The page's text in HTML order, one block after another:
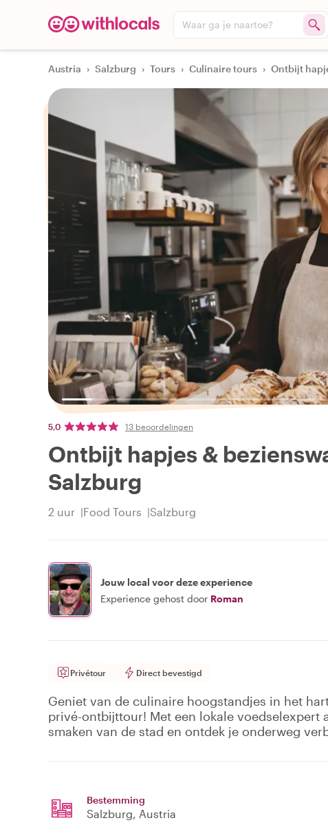
Waar ga je naartoe?
Austria › Salzburg › Tours › Culinaire tours › Ontbijt
5,0 13 beoordelingen
Ontbijt hapjes &
Salzburg
2 uur Food Tours Salzburg
Jouw local voor deze experience
Experience gehost door Roman
Privétour Direct bevestigd
Geniet van de culinaire hoogstandjes in het
privé-ontbijttour! Met een lokale voedselexpert
smaken van de stad en ontdek je onderweg
Bestemming
Salzburg, Austria